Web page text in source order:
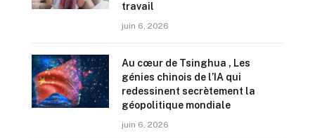
travail
juin 6, 2026
Au cœur de Tsinghua , Les
génies chinois de l’IA qui
redessinent secrètement la
géopolitique mondiale
juin 6, 2026